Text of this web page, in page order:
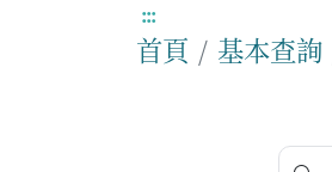
:::
首頁 基本查詢